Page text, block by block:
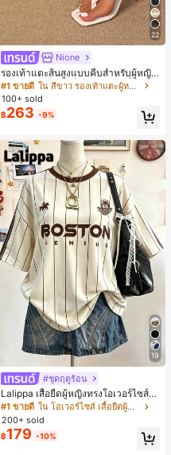
22
Nione
รองเท้าแตะส้นสูงแบบคีบสำหรับผู้หญิง
สไตล์คลาสสิก สีบล็อก สไตล์แฟรี่ฤดูร้อ
น ส้นเข็ม รองเท้าแตะแบบคีบ รองเท้าแ
ตะชายหาดแฟชั่นสายไขว้ รองเท้าผู้ห
ญิง สำหรับออฟฟิศ บ้าน กลางแจ้ง ดีไซ
น์หัวเหลี่ยม ชิคและหรูหรา สำหรับเดทไ
นท์
#1 ขายดี
ใน สีขาว รองเท้าแตะผู้หญิง
100+ sold
฿263 -9%
19
#ชุดฤดูร้อน
Lalippa เสื้อยืดผู้หญิงทรงโอเวอร์ไซส์ค
วามยาวกลาง คอกลม ไหล่ตก ลายพิมพ์
ตัวอักษรและลายทางแนวตั้ง สไตล์แฟชั่
นมินิมอล ของขวัญให้เพื่อน
#1 ขายดี
ใน โอเวอร์ไซส์ เสื้อยืดผู้หญิง
200+ sold
฿179 -10%